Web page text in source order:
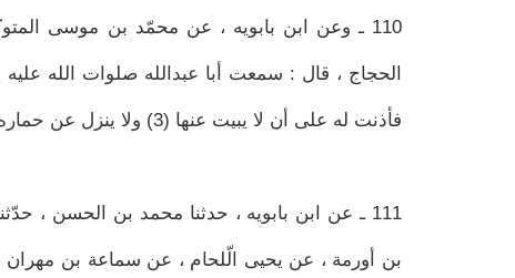
110 ـ وعن ابن بابويه ، عن محمّد بن موسى
الحجاج ، قال : سمعت أبا عبدالله صلوات الله
فأذنت له على أن لا يبيت عنها (3) ولا ينزل عن حماره ، قلت : كيف كان ذلك ؟ قال : طويت له الأرض (4) .
111 ـ عن ابن بابويه ، حدثنا محمد بن الحسن
بن أورمة ، عن يحيى الّلحام ، عن سماعة بن مهران